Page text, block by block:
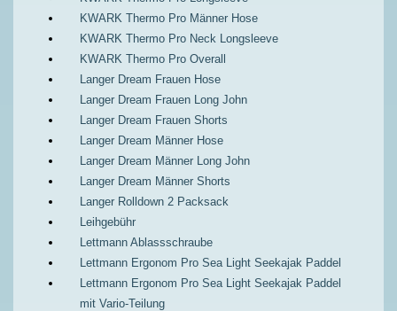
KWARK Thermo Pro Männer Hose
KWARK Thermo Pro Neck Longsleeve
KWARK Thermo Pro Overall
Langer Dream Frauen Hose
Langer Dream Frauen Long John
Langer Dream Frauen Shorts
Langer Dream Männer Hose
Langer Dream Männer Long John
Langer Dream Männer Shorts
Langer Rolldown 2 Packsack
Leihgebühr
Lettmann Ablassschraube
Lettmann Ergonom Pro Sea Light Seekajak Paddel
Lettmann Ergonom Pro Sea Light Seekajak Paddel
mit Vario-Teilung